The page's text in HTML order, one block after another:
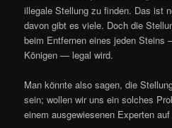
illegale Stellung zu finden. Das ist
davon gibt es viele. Doch die
beim Entfernen eines jeden Steins
Königen — legal wird.
Man könnte also sagen, die
sein; wollen wir uns ein solches
einem ausgewiesenen Experten